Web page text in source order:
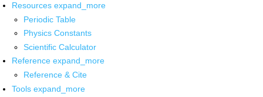
Resources expand_more
Periodic Table
Physics Constants
Scientific Calculator
Reference expand_more
Reference & Cite
Tools expand_more